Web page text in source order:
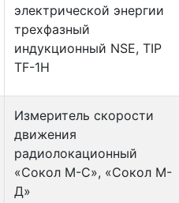
электрической энергии
трехфазный
индукционный NSE, TIP
TF-1H
Измеритель скорости
движения
радиолокационный
«Сокол М-С», «Сокол М-
Д»